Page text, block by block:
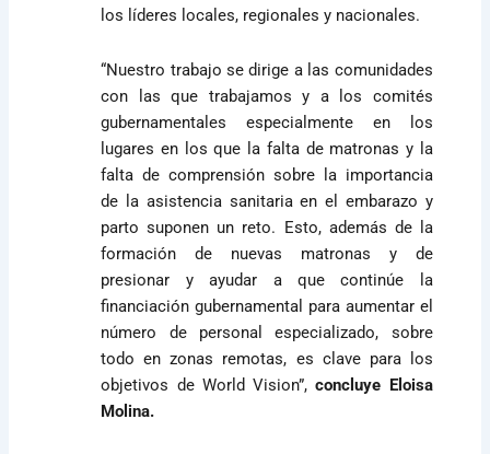
los líderes locales, regionales y nacionales.
“Nuestro trabajo se dirige a las comunidades
con las que trabajamos y a los comités
gubernamentales especialmente en los
lugares en los que la falta de matronas y la
falta de comprensión sobre la importancia
de la asistencia sanitaria en el embarazo y
parto suponen un reto. Esto, además de la
formación de nuevas matronas y de
presionar y ayudar a que continúe la
financiación gubernamental para aumentar el
número de personal especializado, sobre
todo en zonas remotas, es clave para los
objetivos de World Vision”, concluye Eloisa
Molina.